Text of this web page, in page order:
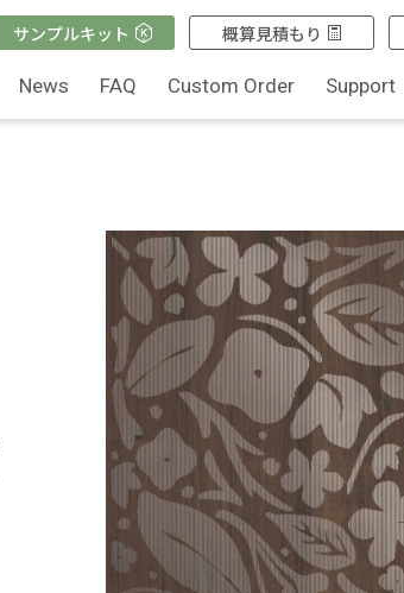
サンプルキット 概算見積もり
News FAQ Custom Order Support